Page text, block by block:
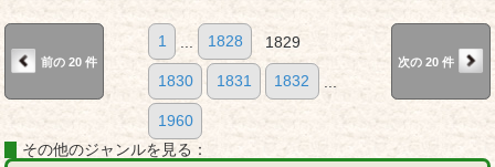
前の 20 件
1 1828 1829
1830 1831 1832
1960
次の 20 件
その他のジャンルを見る：